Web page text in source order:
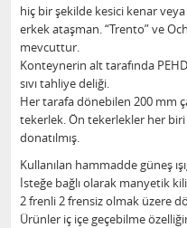
hiç bir şekilde kesici kenar
erkek ataşman. “Trento” ve
mevcuttur.
Konteynerin alt tarafında
sıvı tahliye deliği.
Her tarafa dönebilen 200 mm
tekerlek. Ön tekerlekler her biri
donatılmış.
Kullanılan hammadde güneş
İsteğe bağlı olarak manyetik
2 frenli 2 frensiz olmak üzere
Ürünler iç içe geçebilme